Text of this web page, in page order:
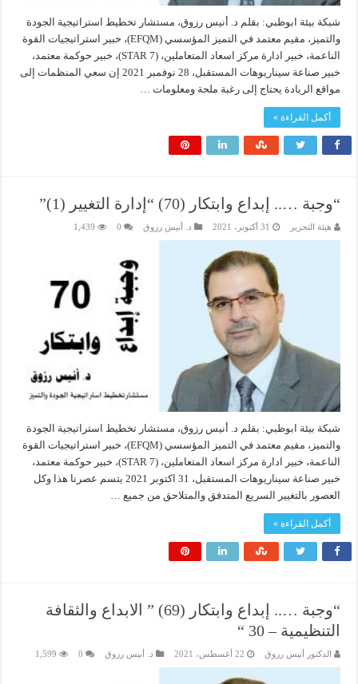
شبكة بيئة ابوظبي: بقلم د. أنيس رزوق، مستشار تخطيط استراتيجية الجودة
والتميز، مقيم معتمد في التميز المؤسسي (EFQM)، خبير استراتيجيات القوة
الناعمة، خبير ادارة مركز اسعاد المتعاملين، (7 STAR)، خبير حوكمة معتمد،
خبير صناعة سيناريوهات المستقبل، 28 نوفمبر 2021 إن سعي المنظمات إلى
مواقع الريادة يحتاج إلى رغبة ملحة ومعلومات …
أكمل القراءة »
“وجبة ….. إبداع وابتكار (70) “إدارة التغيير (1)”
هيئة التحرير 31 أكتوبر، 2021 د. أنيس رزوق 0
1,439
شبكة بيئة ابوظبي: بقلم د. أنيس رزوق، مستشار تخطيط استراتيجية الجودة
والتميز، مقيم معتمد في التميز المؤسسي (EFQM)، خبير استراتيجيات القوة
الناعمة، خبير ادارة مركز اسعاد المتعاملين، (7 STAR)، خبير حوكمة معتمد،
خبير صناعة سيناريوهات المستقبل، 31 اكتوبر 2021 يتسم عصرنا هذا وكل
العصور بالتغيير السريع المتدفق والمتلاحق من جميع …
أكمل القراءة »
“وجبة ….. إبداع وابتكار (69) ” الابداع والثقافة
التنظيمية – 30 “
الدكتور أنيس رزوق 22 أغسطس، 2021 د. أنيس رزوق 0
1,599